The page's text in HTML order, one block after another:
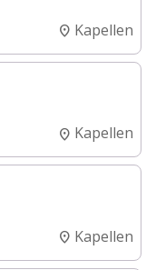
Kapellen
Kapellen
Kapellen